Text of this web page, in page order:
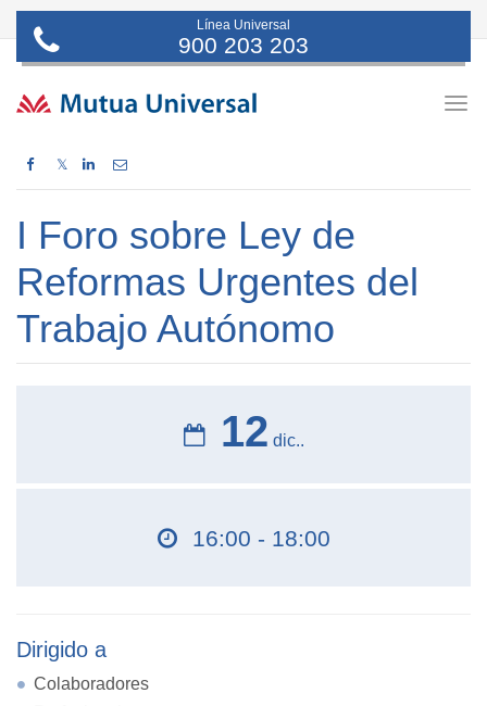
Línea Universal
900 203 203
𝕏
I Foro sobre Ley de
Reformas Urgentes del
Trabajo Autónomo
12 dic..
16:00 - 18:00
Dirigido a
Colaboradores